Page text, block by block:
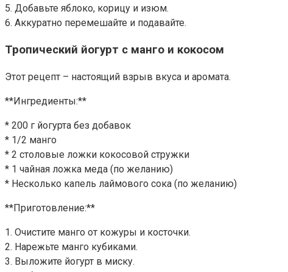
5. Добавьте яблоко, корицу и изюм.
6. Аккуратно перемешайте и подавайте.
Тропический йогурт с манго и кокосом
Этот рецепт – настоящий взрыв вкуса и аромата.
**Ингредиенты:**
* 200 г йогурта без добавок
* 1/2 манго
* 2 столовые ложки кокосовой стружки
* 1 чайная ложка меда (по желанию)
* Несколько капель лаймового сока (по желанию)
**Приготовление:**
1. Очистите манго от кожуры и косточки.
2. Нарежьте манго кубиками.
3. Выложите йогурт в миску.